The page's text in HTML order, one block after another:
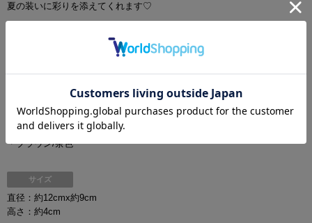
夏の装いに彩りを添えてくれます♡
・グレー/灰色
・モーヴパープル/紫色
・ブラウン/茶色
サイズ
直径：約12cmx約9cm
高さ：約4cm